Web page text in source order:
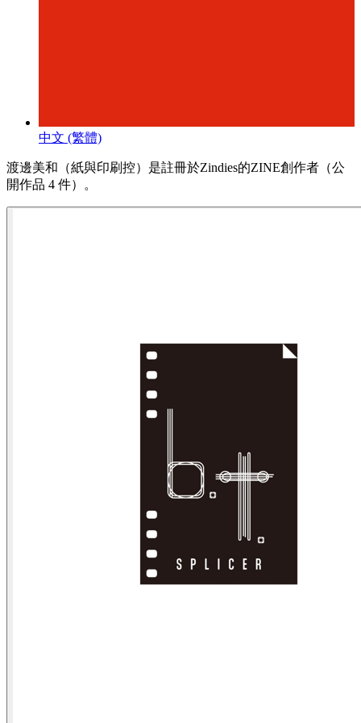
中文 (繁體)
渡邊美和（紙與印刷控）是註冊於Zindies的ZINE創作者（公
開作品 4 件）。